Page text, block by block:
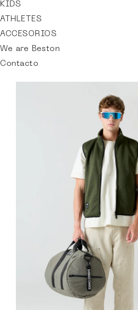
KIDS
ATHLETES
ACCESORIOS
We are Beston
Contacto